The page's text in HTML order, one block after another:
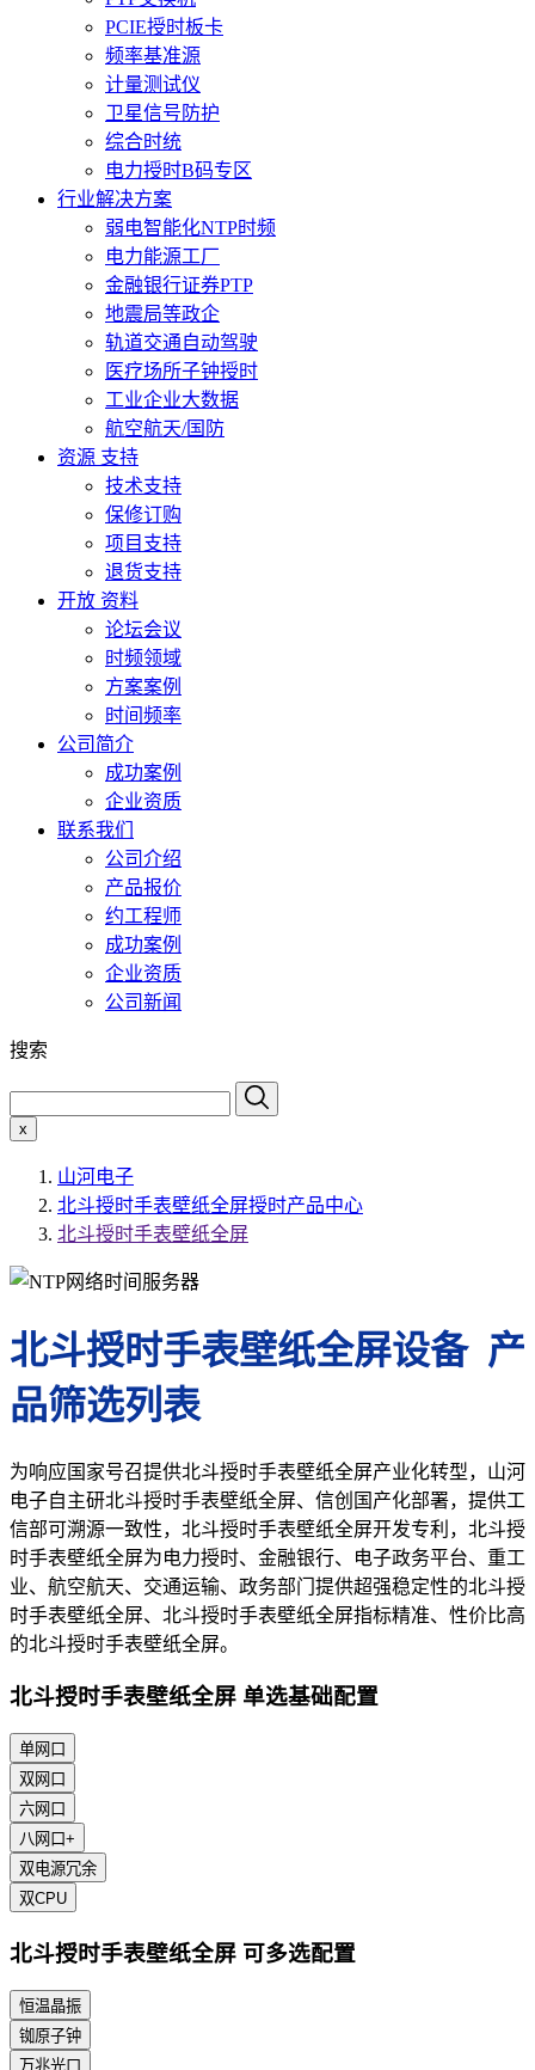
PCIE授时板卡
频率基准源
计量测试仪
卫星信号防护
综合时统
电力授时B码专区
行业解决方案
弱电智能化NTP时频
电力能源工厂
金融银行证券PTP
地震局等政企
轨道交通自动驾驶
医疗场所子钟授时
工业企业大数据
航空航天/国防
资源 支持
技术支持
保修订购
项目支持
退货支持
开放 资料
论坛会议
时频领域
方案案例
时间频率
公司简介
成功案例
企业资质
联系我们
公司介绍
产品报价
约工程师
成功案例
企业资质
公司新闻
搜索
x
山河电子
北斗授时手表壁纸全屏授时产品中心
北斗授时手表壁纸全屏
北斗授时手表壁纸全屏设备 产
品筛选列表
为响应国家号召提供北斗授时手表壁纸全屏产业化转型，山河
电子自主研北斗授时手表壁纸全屏、信创国产化部署，提供工
信部可溯源一致性，北斗授时手表壁纸全屏开发专利，北斗授
时手表壁纸全屏为电力授时、金融银行、电子政务平台、重工
业、航空航天、交通运输、政务部门提供超强稳定性的北斗授
时手表壁纸全屏、北斗授时手表壁纸全屏指标精准、性价比高
的北斗授时手表壁纸全屏。
北斗授时手表壁纸全屏 单选基础配置
单网口
双网口
六网口
八网口+
双电源冗余
双CPU
北斗授时手表壁纸全屏 可多选配置
恒温晶振
铷原子钟
万兆光口